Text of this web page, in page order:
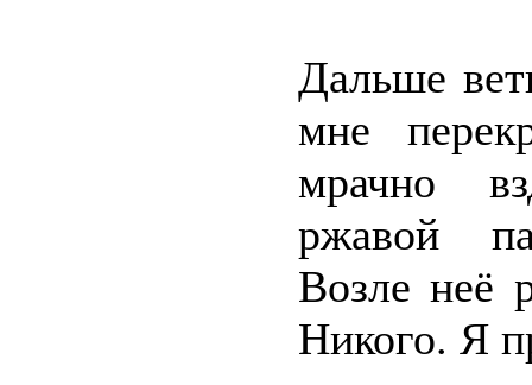
Дальше
мне
мрачно
ржавой
Возле неё
Никого. Я